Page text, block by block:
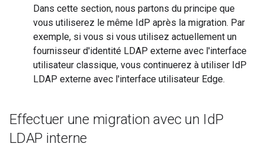
Dans cette section, nous partons du principe que
vous utiliserez le même IdP après la migration. Par
exemple, si vous si vous utilisez actuellement un
fournisseur d'identité LDAP externe avec l'interface
utilisateur classique, vous continuerez à utiliser IdP
LDAP externe avec l'interface utilisateur Edge.
Effectuer une migration avec un IdP
LDAP interne